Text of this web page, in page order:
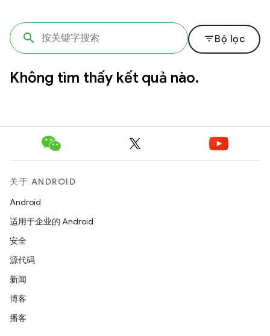
filter_listBộ lọc
Không tìm thấy kết quả nào.
关于 ANDROID
Android
适用于企业的 Android
安全
源代码
新闻
博客
播客